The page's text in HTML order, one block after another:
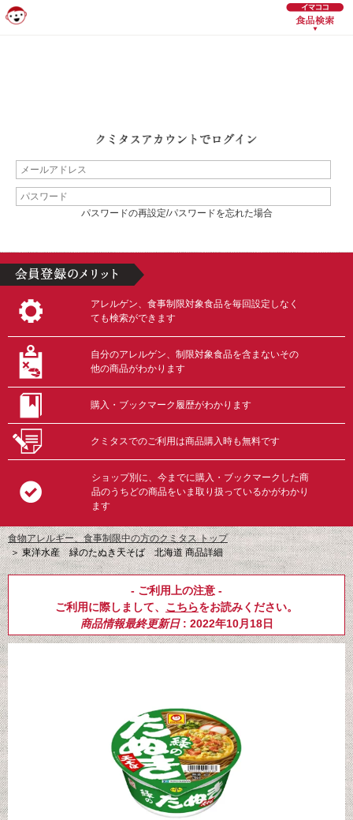
パスワードの再設定/パスワードを忘れた場合
アレルゲン、食事制限対象食品を毎回設定しなく
ても検索ができます
自分のアレルゲン、制限対象食品を含まないその
他の商品がわかります
購入・ブックマーク履歴がわかります
クミタスでのご利用は商品購入時も無料です
ショップ別に、今までに購入・ブックマークした商
品のうちどの商品をいま取り扱っているかがわかり
ます
食物アレルギー、食事制限中の方のクミタス トップ
＞東洋水産 緑のたぬき天そば 北海道 商品詳細
- ご利用上の注意 -
ご利用に際しまして、 こちらをお読みください。
商品情報最終更新日: 2022年10月18日